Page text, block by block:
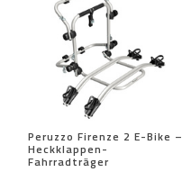
Peruzzo Firenze 2 E-Bike –
Heckklappen-
Fahrradträger